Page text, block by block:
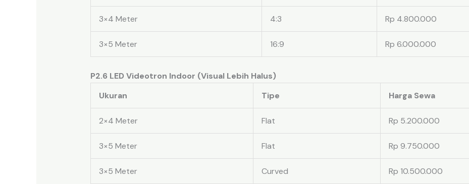
3×4 Meter 4:3 Rp 4.800.000
3×5 Meter 16:9 Rp 6.000.000
P2.6 LED Videotron Indoor (Visual Lebih Halus)
Ukuran
Tipe Harga Sewa
2×4 Meter Flat Rp 5.200.000
3×5 Meter Flat Rp 9.750.000
3×5 Meter Curved Rp 10.500.000